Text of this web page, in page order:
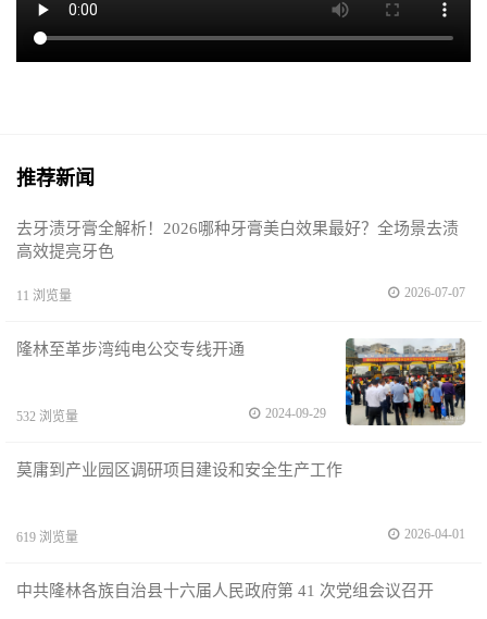
推荐新闻
去牙渍牙膏全解析！2026哪种牙膏美白效果最好？全场景去渍
高效提亮牙色
11 浏览量 2026-07-07
隆林至革步湾纯电公交专线开通
532 浏览量 2024-09-29
莫庸到产业园区调研项目建设和安全生产工作
619 浏览量 2026-04-01
中共隆林各族自治县十六届人民政府第 41 次党组会议召开